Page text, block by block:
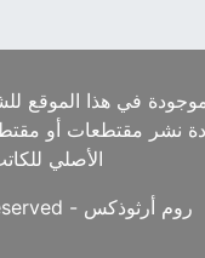
في هذا الموقع
نشر مقتطعات أو
الأصلي
روم أرثوذكس - Copyright © 2021 - All rights reserved